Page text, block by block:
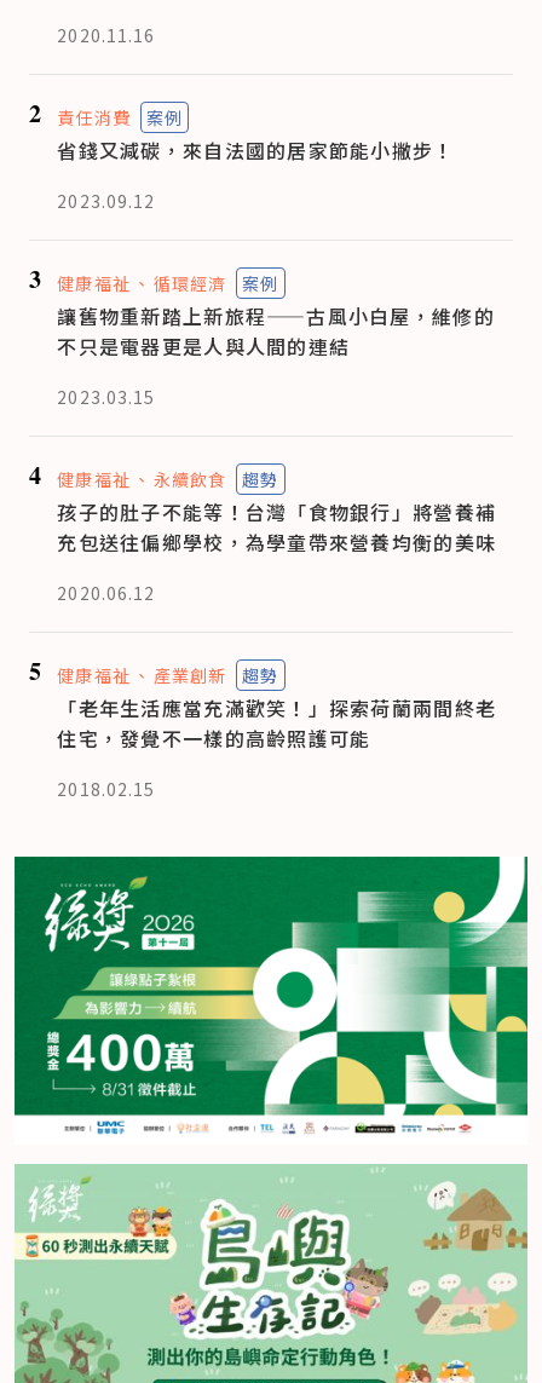
2020.11.16
2 責任消費 案例
省錢又減碳，來自法國的居家節能小撇步！
2023.09.12
3 健康福祉 循環經濟 案例
讓舊物重新踏上新旅程——古風小白屋，維修的
不只是電器更是人與人間的連結
2023.03.15
4 健康福祉 永續飲食 趨勢
孩子的肚子不能等！台灣「食物銀行」將營養補
充包送往偏鄉學校，為學童帶來營養均衡的美味
2020.06.12
5 健康福祉 產業創新 趨勢
「老年生活應當充滿歡笑！」探索荷蘭兩間終老
住宅，發覺不一樣的高齡照護可能
2018.02.15